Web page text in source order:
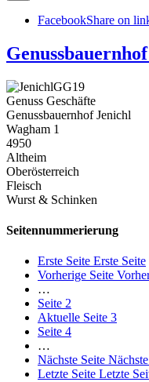
FacebookShare on
Genuss Geschäfte
Genussbauernhof Jenichl
Wagham 1
4950
Altheim
Oberösterreich
Fleisch
Wurst & Schinken
Seitennummerierung
Erste Seite Erste Seite
Vorherige Seite
…
Seite 2
Aktuelle Seite 3
Seite 4
…
Nächste Seite
Letzte Seite Letzte